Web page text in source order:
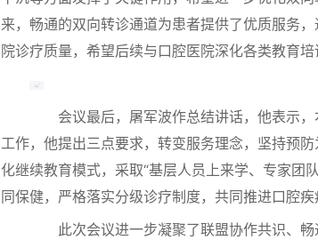
来，畅通的双向转诊通道为患者提供了优质服务
院诊疗质量，希望后续与口腔医院深化各类教育培
会议最后，屠军波作总结讲话，他表示，
工作，他提出三点要求，转变服务理念，坚持预
化继续教育模式，采取“基层人员上来学、专家团
同保健，严格落实分级诊疗制度，共同推进口腔
此次会议进一步凝聚了联盟协作共识、畅